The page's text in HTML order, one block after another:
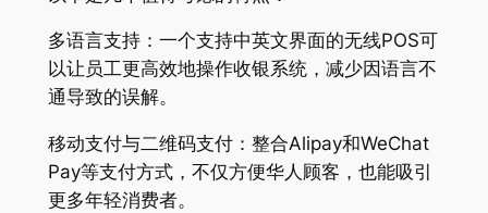
多语言支持：一个支持中英文界面的无线POS可
以让员工更高效地操作收银系统，减少因语言不
通导致的误解。
移动支付与二维码支付：整合Alipay和WeChat
Pay等支付方式，不仅方便华人顾客，也能吸引
更多年轻消费者。